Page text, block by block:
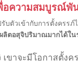
อความสมบูรณ์พั
ตัวเข้ากับการตั้งครร
ตอสุจิปริมาณมากได้ใน
ขาจะมีโอกาสตั้ง